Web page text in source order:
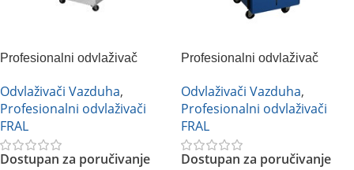
Profesionalni odvlaživač
Odvlaživači Vazduha,
Profesionalni odvlaživači
FRAL
Dostupan za poručivanje
Profesionalni odvlaživač
Odvlaživači Vazduha,
Profesionalni odvlaživači
FRAL
Dostupan za poručivanje